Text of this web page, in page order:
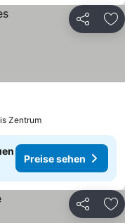
Teilen
Zentrum
Preise sehen
Teilen